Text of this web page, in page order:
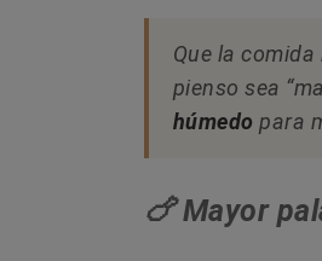
Que la
pienso sea
húmedo para
🍗 Mayor